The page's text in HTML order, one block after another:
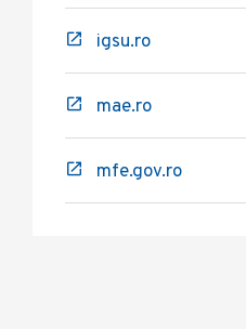
igsu.ro
mae.ro
mfe.gov.ro